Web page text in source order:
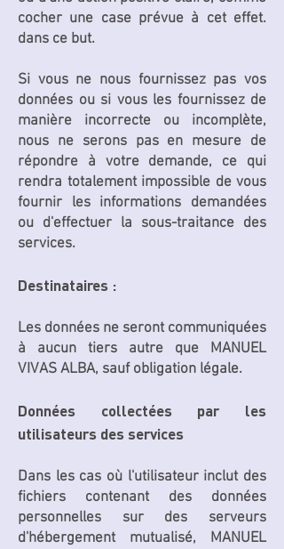
cocher une case prévue à cet effet.
dans ce but.
Si vous ne nous fournissez pas vos
données ou si vous les fournissez de
manière incorrecte ou incomplète,
nous ne serons pas en mesure de
répondre à votre demande, ce qui
rendra totalement impossible de vous
fournir les informations demandées
ou d'effectuer la sous-traitance des
services.
Destinataires :
Les données ne seront communiquées
à aucun tiers autre que MANUEL
VIVAS ALBA, sauf obligation légale.
Données collectées par les
utilisateurs des services
Dans les cas où l'utilisateur inclut des
fichiers contenant des données
personnelles sur des serveurs
d'hébergement mutualisé, MANUEL